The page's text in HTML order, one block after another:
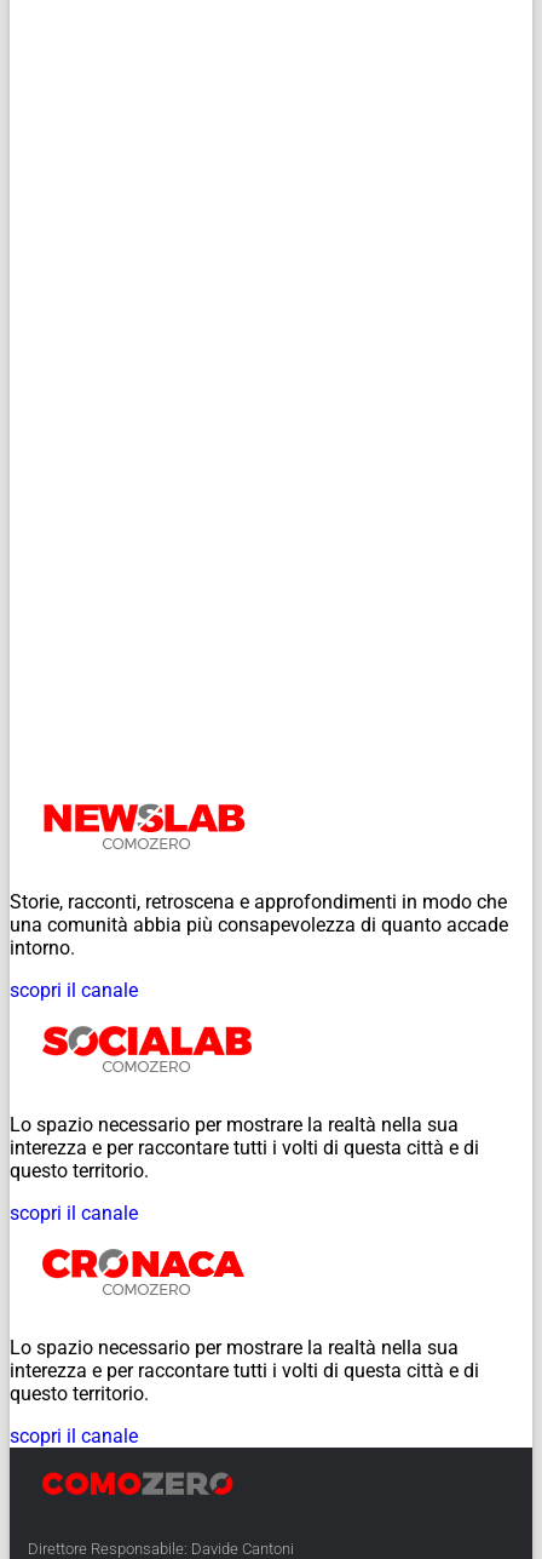
Storie, racconti, retroscena e approfondimenti in modo che
una comunità abbia più consapevolezza di quanto accade
intorno.
scopri il canale
Lo spazio necessario per mostrare la realtà nella sua
interezza e per raccontare tutti i volti di questa città e di
questo territorio.
scopri il canale
Lo spazio necessario per mostrare la realtà nella sua
interezza e per raccontare tutti i volti di questa città e di
questo territorio.
scopri il canale
Direttore Responsabile: Davide Cantoni